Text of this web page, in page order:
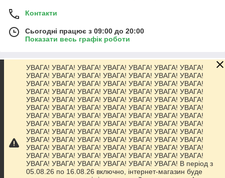
Контакти
Сьогодні працює з 09:00 до 20:00
Показати весь графік роботи
Про нас
Контакти
Доставка та оплата
Графік роботи
Повна версія сайту
УВАГА! УВАГА! УВАГА! УВАГА! УВАГА! УВАГА! УВАГА!
УВАГА! УВАГА! УВАГА! УВАГА! УВАГА! УВАГА! УВАГА!
УВАГА! УВАГА! УВАГА! УВАГА! УВАГА! УВАГА! УВАГА!
УВАГА! УВАГА! УВАГА! УВАГА! УВАГА! УВАГА! УВАГА!
УВАГА! УВАГА! УВАГА! УВАГА! УВАГА! УВАГА! УВАГА!
УВАГА! УВАГА! УВАГА! УВАГА! УВАГА! УВАГА! УВАГА!
УВАГА! УВАГА! УВАГА! УВАГА! УВАГА! УВАГА! УВАГА!
УВАГА! УВАГА! УВАГА! УВАГА! УВАГА! УВАГА! УВАГА!
УВАГА! УВАГА! УВАГА! УВАГА! УВАГА! УВАГА! УВАГА!
УВАГА! УВАГА! УВАГА! УВАГА! УВАГА! УВАГА! УВАГА!
УВАГА! УВАГА! УВАГА! УВАГА! УВАГА! УВАГА! УВАГА!
УВАГА! УВАГА! УВАГА! УВАГА! УВАГА! УВАГА! УВАГА!
УВАГА! УВАГА! УВАГА! УВАГА! УВАГА! УВАГА! В період з
05.08.26 по 16.08.26 включно, інтернет-магазин буде